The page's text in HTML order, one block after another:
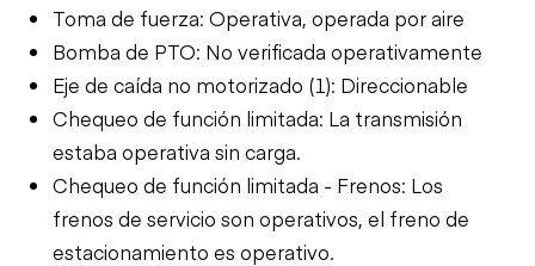
Toma de fuerza: Operativa, operada por aire
Bomba de PTO: No verificada operativamente
Eje de caída no motorizado (1): Direccionable
Chequeo de función limitada: La transmisión
estaba operativa sin carga.
Chequeo de función limitada - Frenos: Los
frenos de servicio son operativos, el freno de
estacionamiento es operativo.